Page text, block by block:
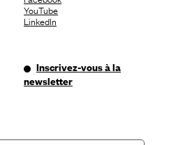
YouTube
LinkedIn
Inscrivez-vous à la
newsletter